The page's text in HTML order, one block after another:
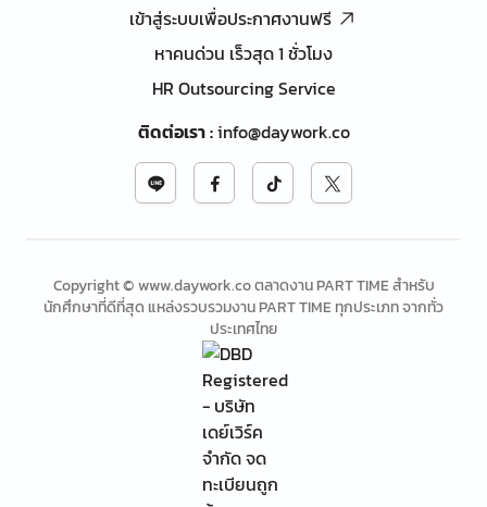
เข้าสู่ระบบเพื่อประกาศงานฟรี
หาคนด่วน เร็วสุด 1 ชั่วโมง
HR Outsourcing Service
ติดต่อเรา:info@daywork.co
Copyright © www.daywork.co ตลาดงาน PART TIME สำหรับ
นักศึกษาที่ดีที่สุด แหล่งรวบรวมงาน PART TIME ทุกประเภท จากทั่ว
ประเทศไทย